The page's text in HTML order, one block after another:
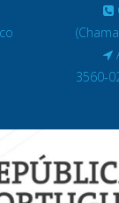
3560-